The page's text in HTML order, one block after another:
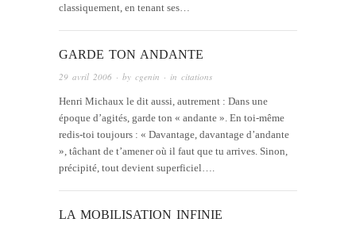
classiquement, en tenant ses…
GARDE TON ANDANTE
29 avril 2006 · by cgenin · in citations
Henri Michaux le dit aussi, autrement : Dans une
époque d’agités, garde ton « andante ». En toi-même
redis-toi toujours : « Davantage, davantage d’andante
», tâchant de t’amener où il faut que tu arrives. Sinon,
précipité, tout devient superficiel….
LA MOBILISATION INFINIE